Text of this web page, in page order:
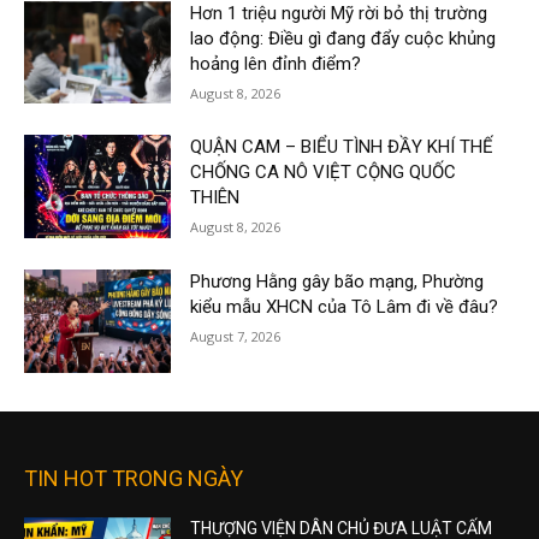
Hơn 1 triệu người Mỹ rời bỏ thị trường
lao động: Điều gì đang đẩy cuộc khủng
hoảng lên đỉnh điểm?
August 8, 2026
QUẬN CAM – BIỂU TÌNH ĐẦY KHÍ THẾ
CHỐNG CA NÔ VIỆT CỘNG QUỐC
THIÊN
August 8, 2026
Phương Hằng gây bão mạng, Phường
kiểu mẫu XHCN của Tô Lâm đi về đâu?
August 7, 2026
TIN HOT TRONG NGÀY
THƯỢNG VIỆN DÂN CHỦ ĐƯA LUẬT CẤM